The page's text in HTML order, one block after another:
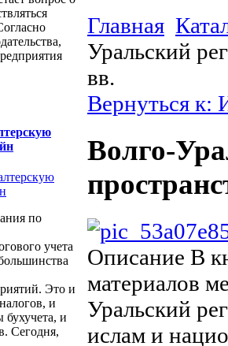
по
учета
Это и
и
и
Сегодня,
Главная
Уральский
вв.
Вернуться к:
Волго-
Описание В
материалов
Уральский
ислам и